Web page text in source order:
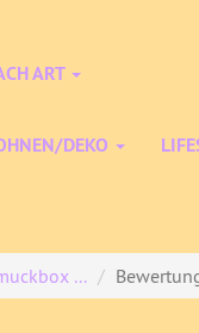
ART
DEKO
...